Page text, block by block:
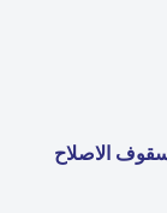
الاصلاح